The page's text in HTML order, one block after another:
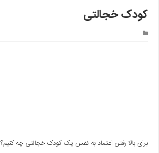
کودک خجالتی
برای بالا رفتن اعتماد به نفس یک کودک خجالتی چه کنیم؟